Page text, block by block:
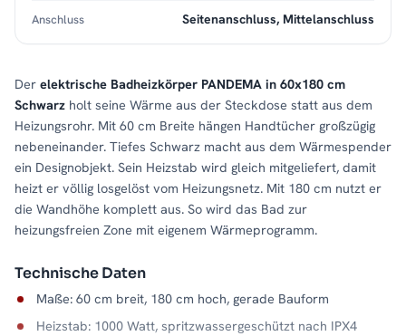
Der elektrische Badheizkörper PANDEMA in 60x180 cm
Schwarz holt seine Wärme aus der Steckdose statt aus dem
Heizungsrohr. Mit 60 cm Breite hängen Handtücher großzügig
nebeneinander. Tiefes Schwarz macht aus dem Wärmespender
ein Designobjekt. Sein Heizstab wird gleich mitgeliefert, damit
heizt er völlig losgelöst vom Heizungsnetz. Mit 180 cm nutzt er
die Wandhöhe komplett aus. So wird das Bad zur
heizungsfreien Zone mit eigenem Wärmeprogramm.
Technische Daten
Maße: 60 cm breit, 180 cm hoch, gerade Bauform
Heizstab: 1000 Watt, spritzwassergeschützt nach IPX4
Anschluss Seitenanschluss, Mittelanschluss